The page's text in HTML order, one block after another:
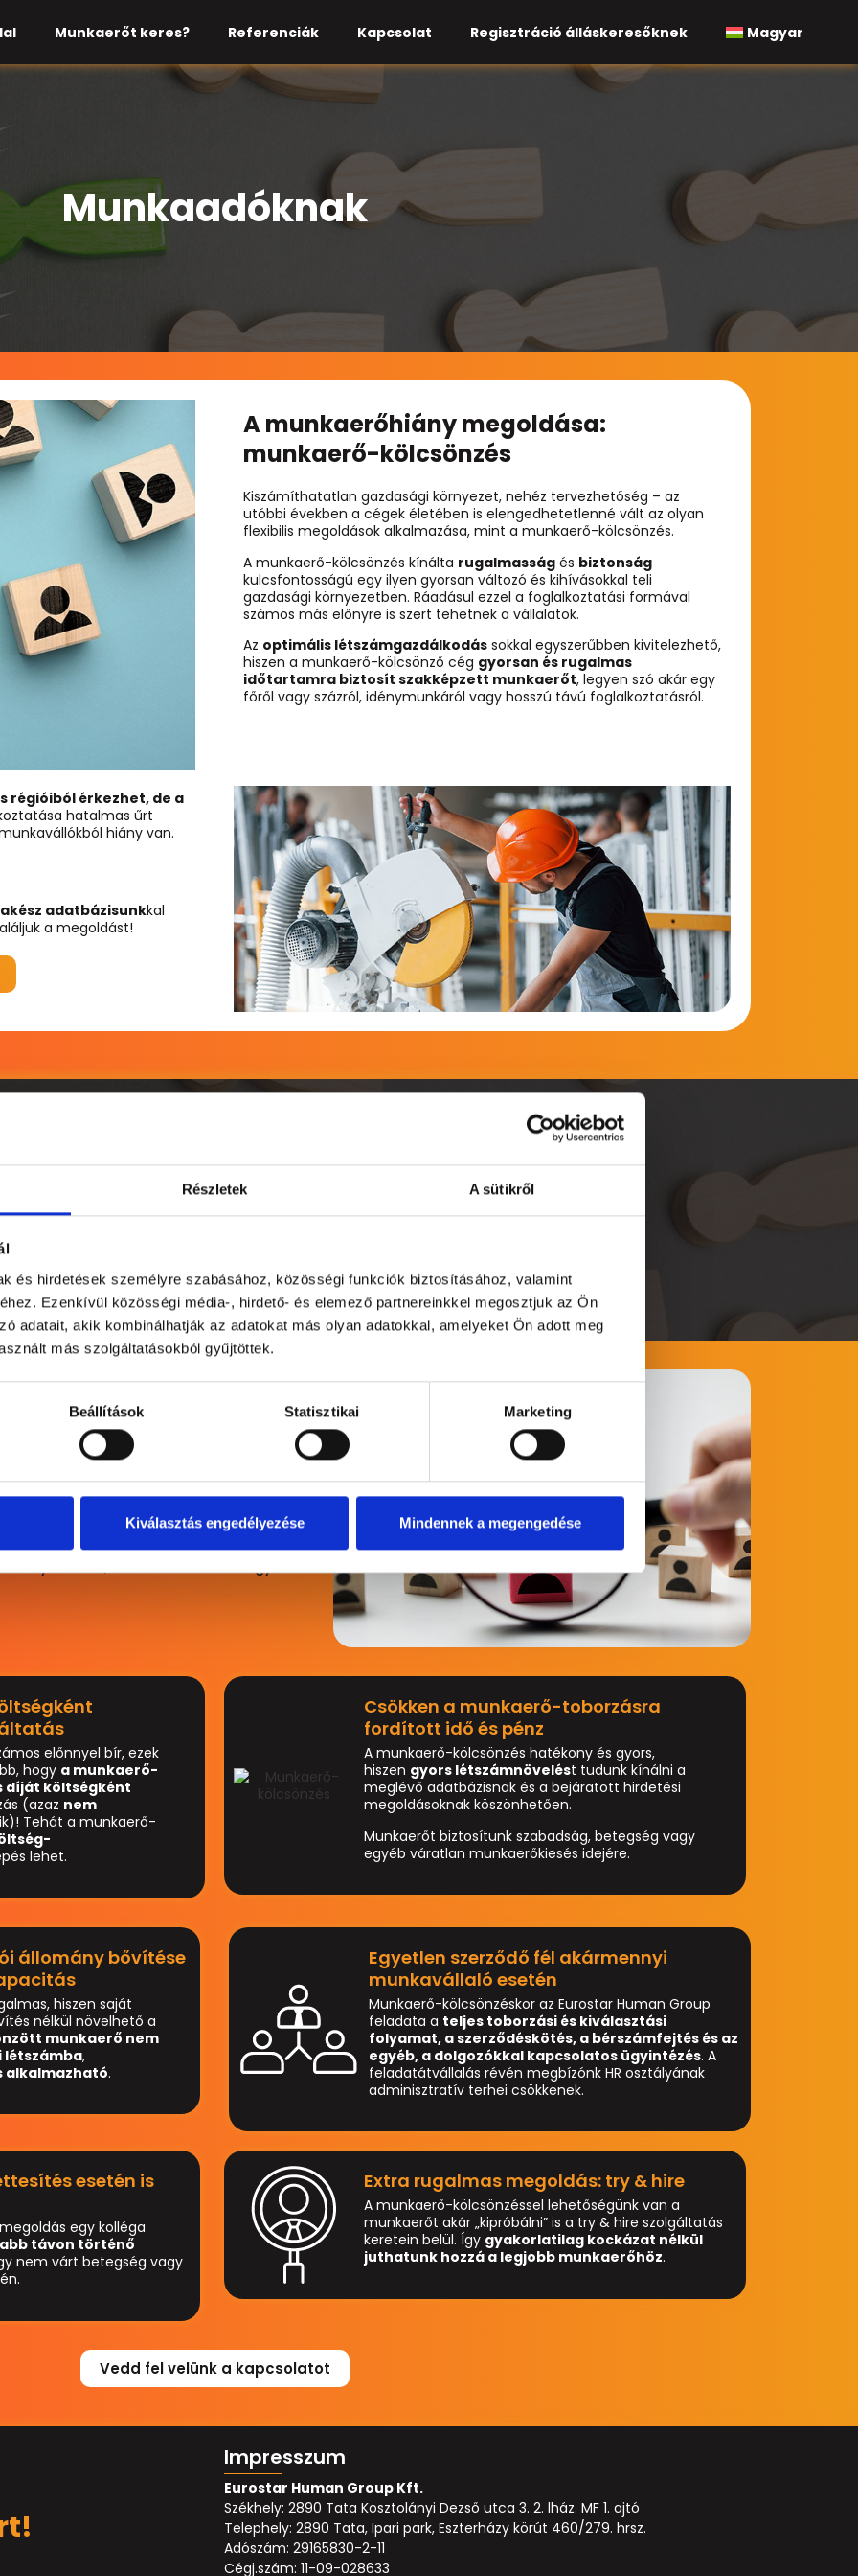
Részletek A sütikről
és hirdetések személyre szabásához, közösségi funkciók biztosításához, valamint
Ezenkívül közösségi média-, hirdető- és elemező partnereinkkel megosztjuk az Ön
adatait, akik kombinálhatják az adatokat más olyan adatokkal, amelyeket Ön adott meg
más szolgáltatásokból gyűjtöttek.
Beállítások Statisztikai Marketing
Kiválasztás engedélyezése Mindennek a megengedése
Munkaerőt keres? Referenciák Kapcsolat Regisztráció álláskeresőknek Magyar
Munkaadóknak
A munkaerőhiány megoldása:
munkaerő-kölcsönzés
Kiszámíthatatlan gazdasági környezet, nehéz tervezhetőség – az
utóbbi években a cégek életében is elengedhetetlenné vált az olyan
flexibilis megoldások alkalmazása, mint a munkaerő-kölcsönzés.
A munkaerő-kölcsönzés kínálta rugalmasság és biztonság
kulcsfontosságú egy ilyen gyorsan változó és kihívásokkal teli
gazdasági környezetben. Ráadásul ezzel a foglalkoztatási formával
számos más előnyre is szert tehetnek a vállalatok.
Az optimális létszámgazdálkodás sokkal egyszerűbben kivitelezhető,
hiszen a munkaerő-kölcsönző cég gyorsan és rugalmas
időtartamra biztosít szakképzett munkaerőt, legyen szó akár egy
főről vagy százról, idénymunkáról vagy hosszú távú foglalkoztatásról.
régióiból érkezhet, de a
hatalmas űrt
hiány van.
adatbázisunkkal
a megoldást!
kölcsönzés előnyei
vállalat számára, mert
biztosít.
Eurostar Human Group-pal, mint
megillető jogokról és
és a kölcsönbeadó.
adminisztrációról,
kötelezettségről.Emellett igény szerint
illetve HR és munkaügyi
előnnyel bír, ezek
hogy a munkaerő-
díját költségként
(azaz nem
Tehát a munkaerő-
lehet.
Csökken a munkaerő-toborzásra
fordított idő és pénz
A munkaerő-kölcsönzés hatékony és gyors,
hiszen gyors létszámnövelést tudunk kínálni a
meglévő adatbázisnak és a bejáratott hirdetési
megoldásoknak köszönhetően.
Munkaerőt biztosítunk szabadság, betegség vagy
egyéb váratlan munkaerőkiesés idejére.
állomány bővítése
hiszen saját
nélkül növelhető a
munkaerő nem
létszámba,
alkalmazható.
Egyetlen szerződő fél akármennyi
munkavállaló esetén
Munkaerő-kölcsönzéskor az Eurostar Human Group
feladata a teljes toborzási és kiválasztási
folyamat, a szerződéskötés, a bérszámfejtés és az
egyéb, a dolgozókkal kapcsolatos ügyintézés. A
feladatátvállalás révén megbízónk HR osztályának
adminisztratív terhei csökkenek.
esetén is
egy kolléga
távon történő
nem várt betegség vagy
Extra rugalmas megoldás: try & hire​
A munkaerő-kölcsönzéssel lehetőségünk van a
munkaerőt akár „kipróbálni” is a try & hire szolgáltatás
keretein belül. Így gyakorlatilag kockázat nélkül
juthatunk hozzá a legjobb munkaerőhöz.
Vedd fel velünk a kapcsolatot
Impresszum
Eurostar Human Group Kft.
Székhely: 2890 Tata Kosztolányi Dezső utca 3. 2. lház. MF 1. ajtó
Telephely: 2890 Tata, Ipari park, Eszterházy körút 460/279. hrsz.
Adószám: 29165830-2-11
Cégj.szám: 11-09-028633